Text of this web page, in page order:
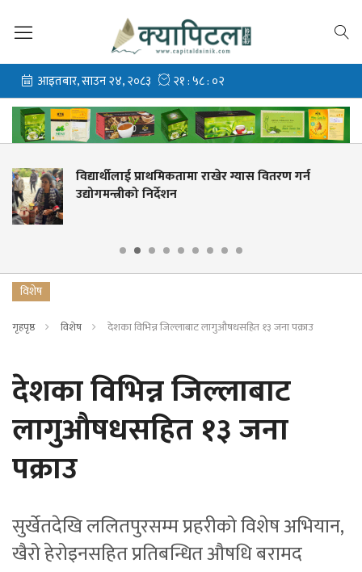
ग्यास वितरण गर्न
नेपालले न्युजिल्यान्ड ‘ए’सँग
विशेष
गृहपृष्ठ विशेष देशका विभिन्न जिल्लाबाट लागुऔषधसहित १३ जना पक्राउ
देशका विभिन्न जिल्लाबाट
लागुऔषधसहित १३ जना
पक्राउ
सुर्खेतदेखि ललितपुरसम्म प्रहरीको विशेष अभियान,
खैरो हेरोइनसहित प्रतिबन्धित औषधि बरामद